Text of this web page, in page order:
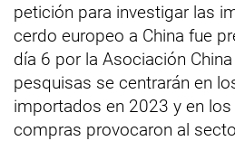
petición para investigar las
cerdo europeo a China fue
día 6 por la Asociación
pesquisas se centrarán en
importados en 2023 y en
compras provocaron al